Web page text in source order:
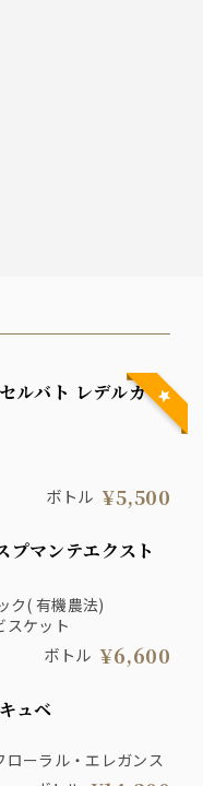
ボトル ¥5,500
ク( 有機農法)
スケット
ボトル ¥6,600
ュベ
ローラル・エレガンス